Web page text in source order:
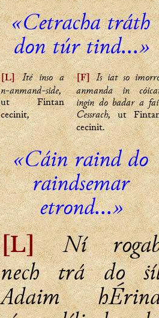
«Cetracha tráth
don túr tind...»
[L]
Ité inso a
n-anmand-side,
ut Fintan
cecinit,
[F]Is iat so
anmanda in
ingin do badar a
Cessrach,ut
cecinit.
«Cáin raind do
raindsemar
etrond...»
[L]
Ní
nech trá do
Adaim